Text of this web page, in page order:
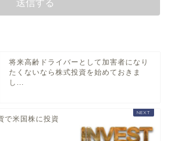
将来高齢ドライバーとして加害者になり
たくないなら株式投資を始めておきま
し...
で米国株に投資